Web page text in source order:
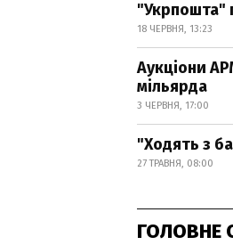
"Укрпошта"
18 ЧЕРВНЯ, 13:23
Аукціони
мільярда
3 ЧЕРВНЯ, 17:00
"Ходять з
27 ТРАВНЯ, 08:00
ГОЛОВНЕ